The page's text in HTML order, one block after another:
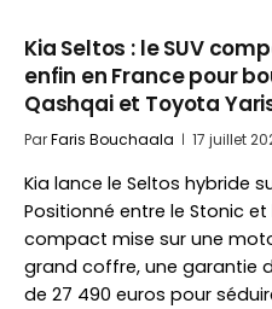
Kia Seltos : le SUV
enfin en France pour
Qashqai et Toyota
ParFaris Bouchaala 17 juillet
Kia lance le Seltos hybride
Positionné entre le Stonic et
compact mise sur une
grand coffre, une garantie
de 27 490 euros pour